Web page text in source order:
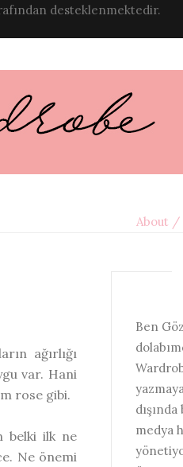
desteklenmektedir.
About /
ağırlığı
var. Hani
rose gibi.
belki ilk ne
Ne önemi
Ben
medya